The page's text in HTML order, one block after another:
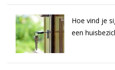
Hoe vind je
een